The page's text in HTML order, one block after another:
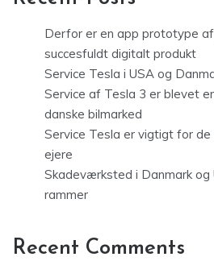
Derfor er en app prototype
succesfuldt digitalt produkt
Service Tesla i USA og
Service af Tesla 3 er blevet
danske bilmarked
Service Tesla er vigtigt for
ejere
Skadeværksted i Danmark og
rammer
Recent Comments